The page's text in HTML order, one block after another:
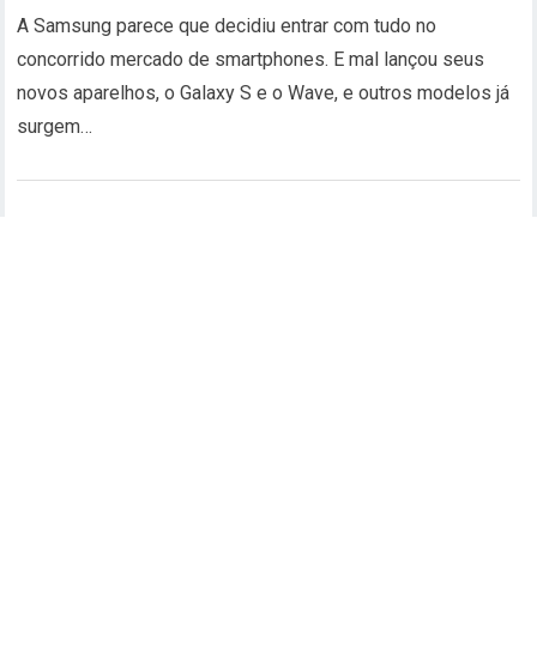
A Samsung parece que decidiu entrar com tudo no
concorrido mercado de smartphones. E mal lançou seus
novos aparelhos, o Galaxy S e o Wave, e outros modelos já
surgem…